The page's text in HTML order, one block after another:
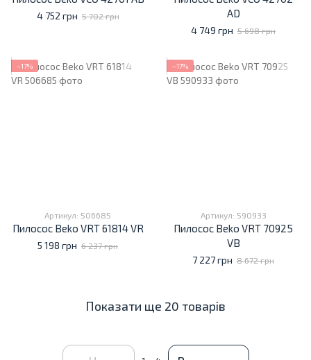
4 752 грн 5 702 грн
AD
4 749 грн 5 698 грн
−17%
Артикул: 506685
Пилосос Beko VRT 61814 VR
5 198 грн 6 237 грн
−17%
Артикул: 590933
Пилосос Beko VRT 70925
VB
7 227 грн 8 672 грн
Показати ще 20 товарів